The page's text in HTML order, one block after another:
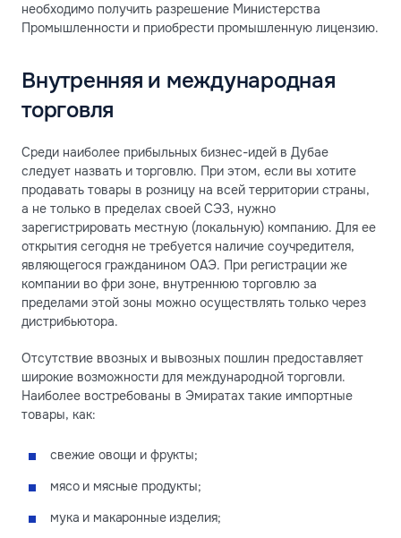
необходимо получить разрешение Министерства
Промышленности и приобрести промышленную лицензию.
Внутренняя и международная
торговля
Среди наиболее прибыльных бизнес-идей в Дубае
следует назвать и торговлю. При этом, если вы хотите
продавать товары в розницу на всей территории страны,
а не только в пределах своей СЭЗ, нужно
зарегистрировать местную (локальную) компанию. Для ее
открытия сегодня не требуется наличие соучредителя,
являющегося гражданином ОАЭ. При регистрации же
компании во фри зоне, внутреннюю торговлю за
пределами этой зоны можно осуществлять только через
дистрибьютора.
Отсутствие ввозных и вывозных пошлин предоставляет
широкие возможности для международной торговли.
Наиболее востребованы в Эмиратах такие импортные
товары, как:
свежие овощи и фрукты;
мясо и мясные продукты;
мука и макаронные изделия;